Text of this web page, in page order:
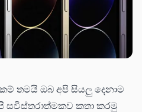
තමයි ඔබ අපි සියලු දෙනාම
සවිස්තරාත්මකව කතා කරමු